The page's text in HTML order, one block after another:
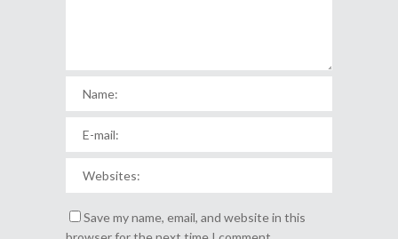
Save my name, email, and website in this